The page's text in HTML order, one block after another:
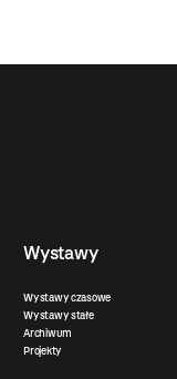
Wystawy
Wystawy czasowe
Wystawy stałe
Archiwum
Projekty